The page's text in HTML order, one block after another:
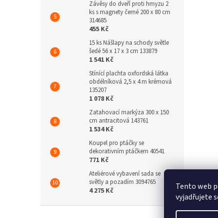
Tento web
vyjadřujete
Závěsy do dveří proti hmyzu 2
ks s magnety černé 200 x 80 cm
314685
455 Kč
15 ks Nášlapy na schody světle
šedé 56 x 17 x 3 cm 133879
1 541 Kč
Stínící plachta oxfordská látka
obdélníková 2,5 x 4 m krémová
135207
1 078 Kč
Zatahovací markýza 300 x 150
cm antracitová 143761
1 534 Kč
Koupel pro ptáčky se
dekorativním ptáčkem 40541
771 Kč
Ateliérové vybavení sada se
světly a pozadím 3094765
4 275 Kč